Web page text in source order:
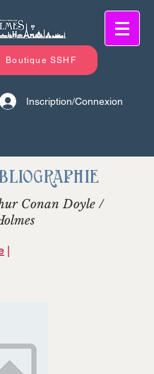
Boutique SSHF
Inscription/Connexion
Conan Doyle /
|